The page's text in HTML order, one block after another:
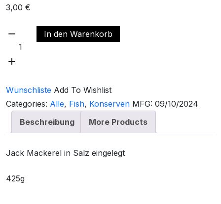
3,00 €
In den Warenkorb
Wunschliste Add To Wishlist
Categories: Alle, Fish, Konserven MFG: 09/10/2024
Beschreibung
More Products
Jack Mackerel in Salz eingelegt
425g